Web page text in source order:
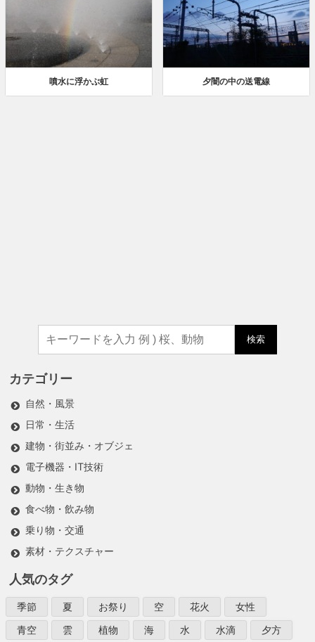
噴水に浮かぶ虹 夕闇の中の送電線
検索
カテゴリー
自然・風景
日常・生活
建物・街並み・オブジェ
電子機器・IT技術
動物・生き物
食べ物・飲み物
乗り物・交通
素材・テクスチャー
人気のタグ
季節 夏 お祭り 空 花火
女性
青空
雲 植物 海 水 水滴
夕方